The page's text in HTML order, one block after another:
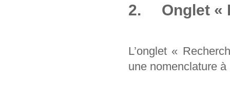
2. Onglet «
L’onglet «
une nomenclature